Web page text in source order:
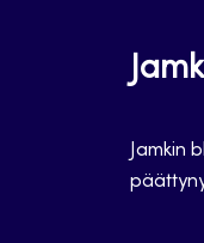
Jamkin